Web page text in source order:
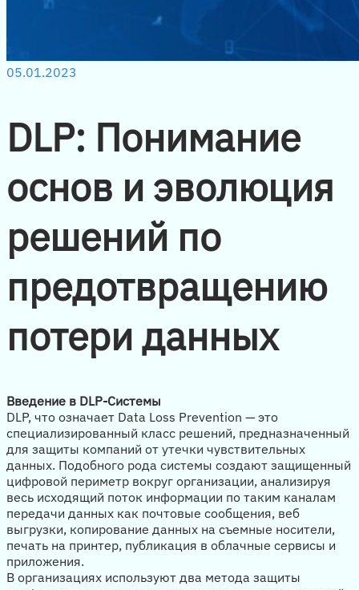
05.01.2023
DLP: Понимание
основ и эволюция
решений по
предотвращению
потери данных
Введение в DLP-Системы
DLP, что означает Data Loss Prevention — это
специализированный класс решений, предназначенный
для защиты компаний от утечки чувствительных
данных. Подобного рода системы создают защищенный
цифровой периметр вокруг организации, анализируя
весь исходящий поток информации по таким каналам
передачи данных как почтовые сообщения, веб
выгрузки, копирование данных на съемные носители,
печать на принтер, публикация в облачные сервисы и
приложения.
В организациях используют два метода защиты